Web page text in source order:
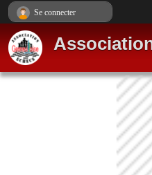
Se connecter
Panneau de gestion des